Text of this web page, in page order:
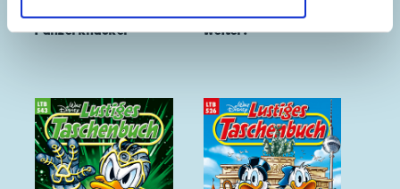
70 Jahre
Panzerknacker
Höher schneller
weiter!